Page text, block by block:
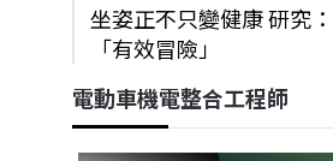
坐姿正不只變健康 研究
「有效冒險」
電動車機電整合工程師